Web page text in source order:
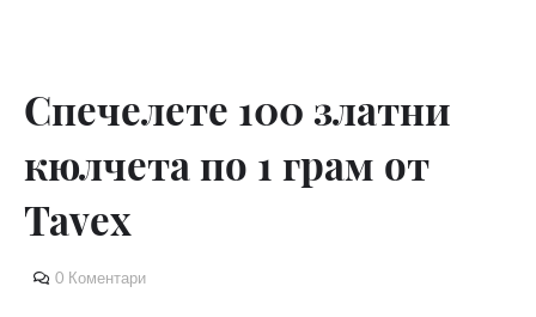
Спечелете 100 златни
кюлчета по 1 грам от
Tavex
0 Коментари